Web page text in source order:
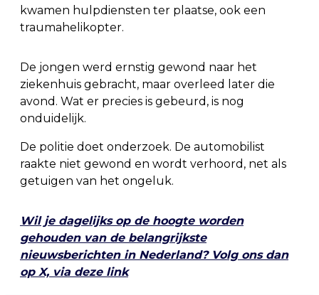
kwamen hulpdiensten ter plaatse, ook een
traumahelikopter.
De jongen werd ernstig gewond naar het
ziekenhuis gebracht, maar overleed later die
avond. Wat er precies is gebeurd, is nog
onduidelijk.
De politie doet onderzoek. De automobilist
raakte niet gewond en wordt verhoord, net als
getuigen van het ongeluk.
Wil je dagelijks op de hoogte worden
gehouden van de belangrijkste
nieuwsberichten in Nederland? Volg ons dan
op X, via deze link